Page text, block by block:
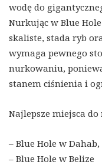
wodę do
Nurkując w Blue
skaliste, stada ryb
wymaga pewnego
nurkowaniu,
stanem ciśnienia i
Najlepsze miejsca
– Blue Hole w
– Blue Hole w Belize